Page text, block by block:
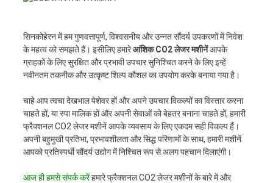
सिनकोहेरन में हम गुणवत्तापूर्ण, विश्वसनीय और उन्नत सौंदर्य उपकरणों में निवेश
के महत्व को समझते हैं। इसीलिए हमारेआंशिक CO2 लेजर मशीनेंआपके
ग्राहकों के लिए सुरक्षित और प्रभावी उपचार सुनिश्चित करने के लिए इन्हें
नवीनतम तकनीक और उत्कृष्ट शिल्प कौशल का उपयोग करके बनाया गया है।
चाहे आप त्वचा देखभाल पेशेवर हों और अपने उपचार विकल्पों का विस्तार करना
चाहते हों, या स्पा मालिक हों और अपनी सेवाओं को बेहतर बनाना चाहते हों, हमारी
फ्रैक्शनल CO2 लेजर मशीनें आपके व्यवसाय के लिए एकदम सही विकल्प हैं।
अपनी बहुमुखी प्रतिभा, प्रभावशीलता और सिद्ध परिणामों के साथ, हमारी मशीनें
आपको प्रतिस्पर्धी सौंदर्य उद्योग में निश्चित रूप से अलग पहचान दिलाएंगी।
आज ही हमसे संपर्क करेंहमारे फ्रैक्शनल CO2 लेजर मशीनों के बारे में और